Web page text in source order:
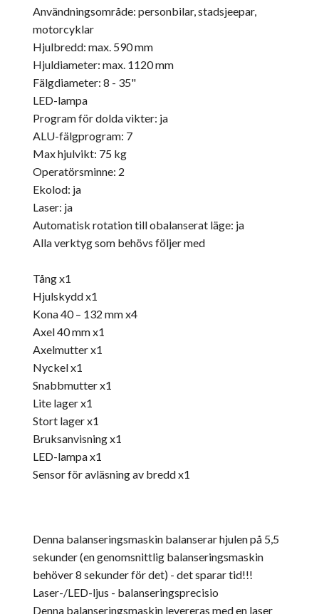
Användningsområde: personbilar, stadsjeepar,
motorcyklar
Hjulbredd: max. 590 mm
Hjuldiameter: max. 1120 mm
Fälgdiameter: 8 - 35"
LED-lampa
Program för dolda vikter: ja
ALU-fälgprogram: 7
Max hjulvikt: 75 kg
Operatörsminne: 2
Ekolod: ja
Laser: ja
Automatisk rotation till obalanserat läge: ja
Alla verktyg som behövs följer med
Tång x1
Hjulskydd x1
Kona 40 – 132 mm x4
Axel 40 mm x1
Axelmutter x1
Nyckel x1
Snabbmutter x1
Lite lager x1
Stort lager x1
Bruksanvisning x1
LED-lampa x1
Sensor för avläsning av bredd x1
Denna balanseringsmaskin balanserar hjulen på 5,5
sekunder (en genomsnittlig balanseringsmaskin
behöver 8 sekunder för det) - det sparar tid!!!
Laser-/LED-ljus - balanseringsprecisio
Denna balanseringsmaskin levereras med en laser